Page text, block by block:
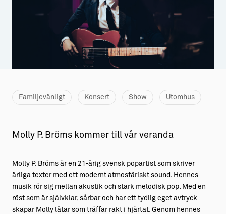
Aktiviteter
Sustainable Plejs
Möten & kongresser
Gotlands kulturarv
Medeltidsveckan
Visby Centrum
→ Gutamål och gotländska
Allt om bostad
→ Hyra bostad
→ Bygga hus
→ Fritidsliv
→ Föreningsliv
→ Idrottsliv
→ Tonårsliv
Familjevänligt Konsert Show Utomhus
Molly P. Bröms kommer till vår veranda
Molly P. Bröms är en 21-årig svensk popartist som skriver
ärliga texter med ett modernt atmosfäriskt sound. Hennes
musik rör sig mellan akustik och stark melodisk pop. Med en
röst som är självklar, sårbar och har ett tydlig eget avtryck
skapar Molly låtar som träffar rakt i hjärtat. Genom hennes